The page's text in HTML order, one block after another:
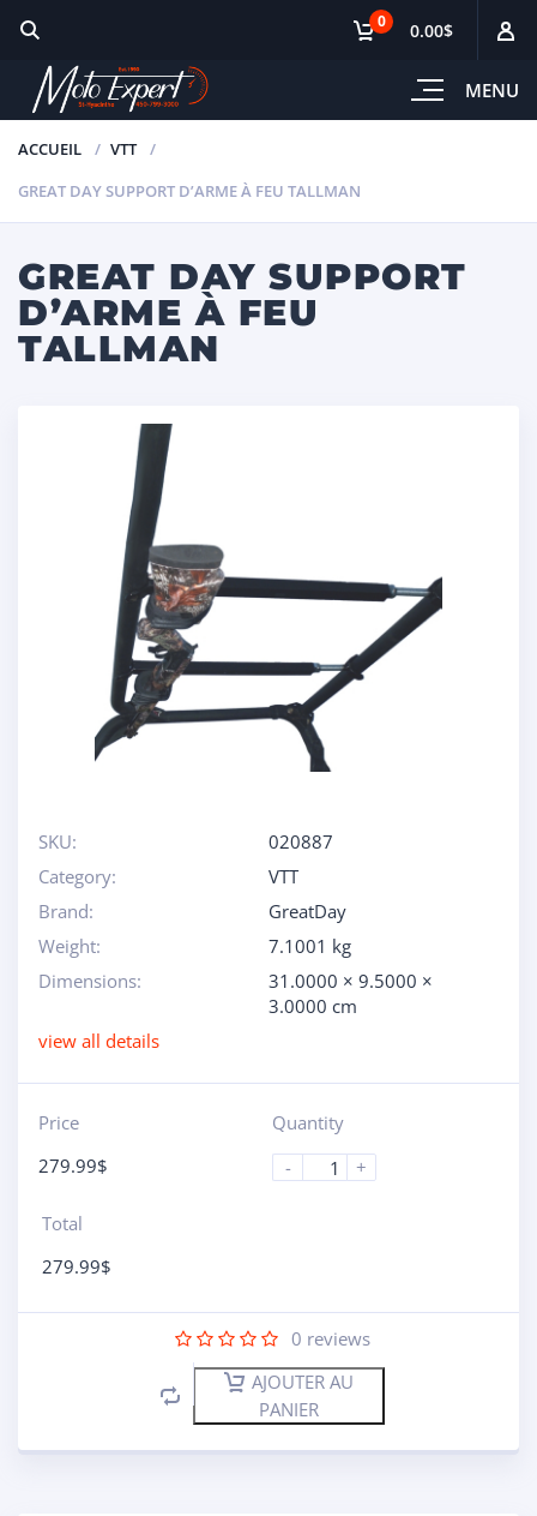
MENU
0 0.00$
ACCUEIL
VTT
GREAT DAY SUPPORT D’ARME À FEU TALLMAN
GREAT DAY SUPPORT
D’ARME À FEU
TALLMAN
SKU:
020887
Category:
VTT
Brand:
GreatDay
Weight:
7.1001 kg
Dimensions:
31.0000 × 9.5000 ×
3.0000 cm
view all details
Price
279.99$
Quantity
-
+
Total
279.99$
0 reviews
AJOUTER AU
PANIER